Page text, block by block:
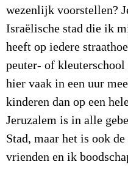
wezenlijk voorstellen?
Israëlische stad die ik
heeft op iedere
peuter- of
hier vaak in een uur
kinderen dan op een
Jeruzalem is in alle
Stad, maar het is ook
vrienden en ik